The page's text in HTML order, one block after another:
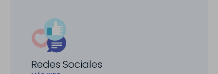
Redes Sociales